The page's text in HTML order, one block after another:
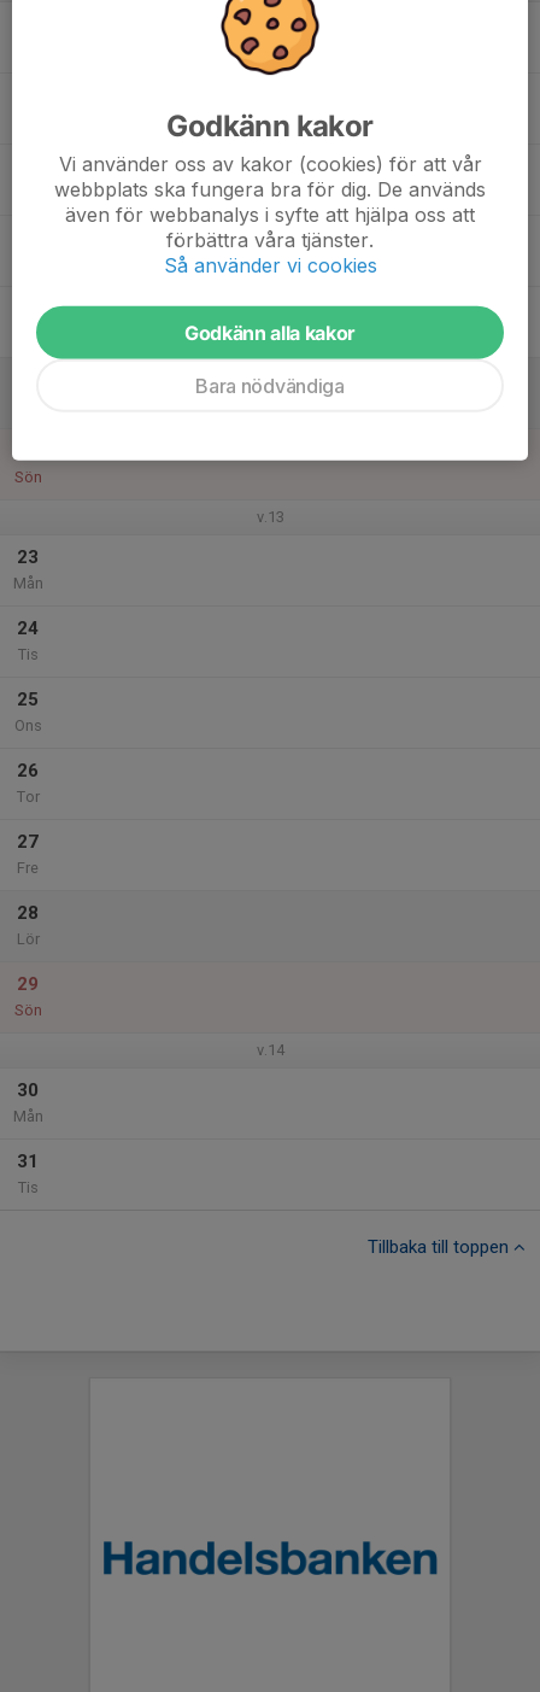
Fre
Sön
v.13
23
Mån
24
Tis
25
Ons
26
Tor
27
Fre
28
Lör
29
Sön
v.14
30
Mån
31
Tis
Tillbaka till toppen
Godkänn kakor
Vi använder oss av kakor (cookies) för att vår
webbplats ska fungera bra för dig. De används
även för webbanalys i syfte att hjälpa oss att
förbättra våra tjänster.
Så använder vi cookies
Godkänn alla kakor
Bara nödvändiga